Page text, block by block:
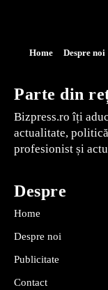
Home Despre noi
Parte din
Bizpress.ro îți
actualitate,
profesionist și
Despre
Home
Despre noi
Publicitate
Contact